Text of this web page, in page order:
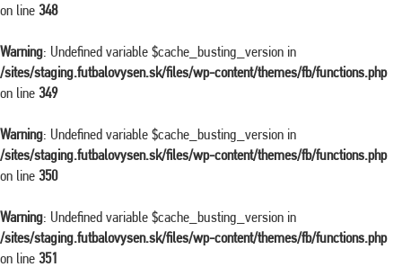
on line 348
Warning: Undefined variable $cache_busting_version in
/sites/staging.futbalovysen.sk/files/wp-content/themes/fb/functions.php
on line 349
Warning: Undefined variable $cache_busting_version in
/sites/staging.futbalovysen.sk/files/wp-content/themes/fb/functions.php
on line 350
Warning: Undefined variable $cache_busting_version in
/sites/staging.futbalovysen.sk/files/wp-content/themes/fb/functions.php
on line 351